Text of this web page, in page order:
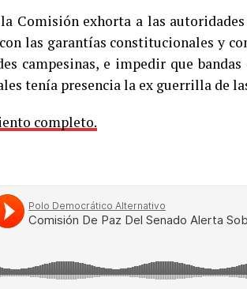
Comisión exhorta a las
las garantías constitucionales y
campesinas, e impedir que
tenía presencia la ex guerrilla de
completo.